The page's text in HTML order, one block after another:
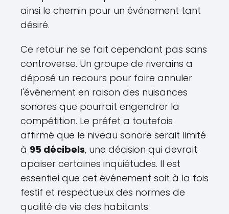
ainsi le chemin pour un événement tant
désiré.
Ce retour ne se fait cependant pas sans
controverse. Un groupe de riverains a
déposé un recours pour faire annuler
l'événement en raison des nuisances
sonores que pourrait engendrer la
compétition. Le préfet a toutefois
affirmé que le niveau sonore serait limité
à 95 décibels, une décision qui devrait
apaiser certaines inquiétudes. Il est
essentiel que cet événement soit à la fois
festif et respectueux des normes de
qualité de vie des habitants